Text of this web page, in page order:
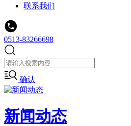
联系我们
0513-83266698
确认
新闻动态